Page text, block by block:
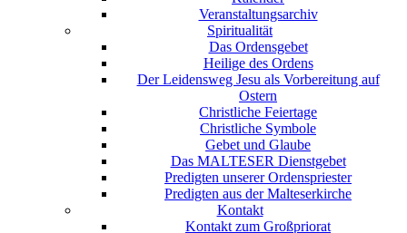
Veranstaltungsarchiv
Spiritualität
Das Ordensgebet
Heilige des Ordens
Der Leidensweg Jesu als Vorbereitung auf
Ostern
Christliche Feiertage
Christliche Symbole
Gebet und Glaube
Das MALTESER Dienstgebet
Predigten unserer Ordenspriester
Predigten aus der Malteserkirche
Kontakt
Kontakt zum Großpriorat